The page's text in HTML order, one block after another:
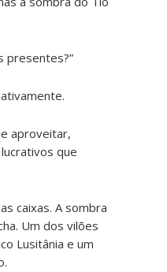
presentes?”
aproveitar,
que
caixas. A sombra
Um dos vilões
Lusitânia e um